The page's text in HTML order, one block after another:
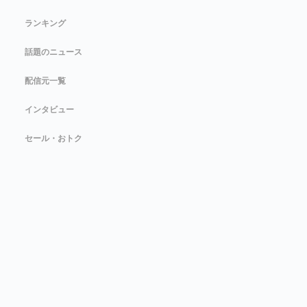
ランキング
話題のニュース
配信元一覧
インタビュー
セール・おトク